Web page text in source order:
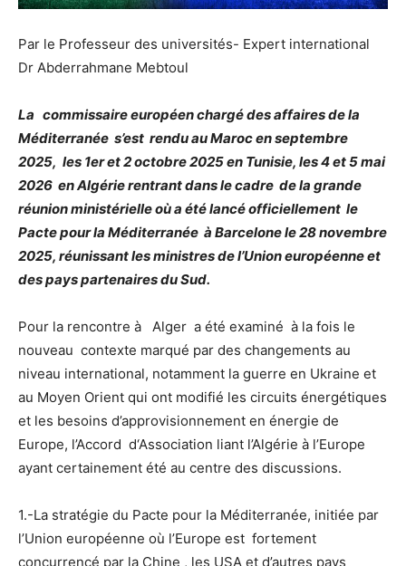
Par le Professeur des universités- Expert international
Dr Abderrahmane Mebtoul
La commissaire européen chargé des affaires de la
Méditerranée s’est rendu au Maroc en septembre
2025, les 1er et 2 octobre 2025 en Tunisie, les 4 et 5 mai
2026 en Algérie rentrant dans le cadre de la grande
réunion ministérielle où a été lancé officiellement le
Pacte pour la Méditerranée à Barcelone le 28 novembre
2025, réunissant les ministres de l’Union européenne et
des pays partenaires du Sud.
Pour la rencontre à Alger a été examiné à la fois le
nouveau contexte marqué par des changements au
niveau international, notamment la guerre en Ukraine et
au Moyen Orient qui ont modifié les circuits énergétiques
et les besoins d’approvisionnement en énergie de
Europe, l’Accord d‘Association liant l’Algérie à l’Europe
ayant certainement été au centre des discussions.
1.-La stratégie du Pacte pour la Méditerranée, initiée par
l’Union européenne où l’Europe est fortement
concurrencé par la Chine , les USA et d’autres pays